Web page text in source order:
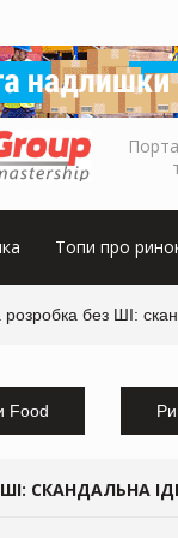
Топи про
без ШІ:
Food
СКАНДАЛЬНА